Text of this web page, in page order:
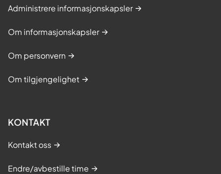
Administrere informasjonskapsler
Om informasjonskapsler
Om personvern
Om tilgjengelighet
KONTAKT
Kontakt oss
Endre/avbestille time